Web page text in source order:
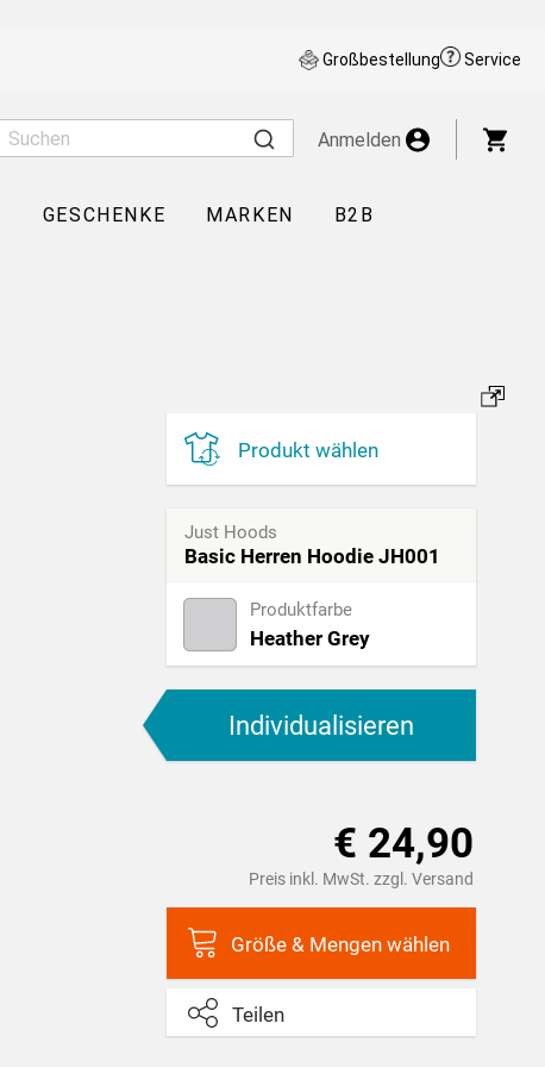
Großbestellung Service
Anmelden
GESCHENKE MARKEN
B2B
Produkt wählen
Just Hoods
Basic Herren Hoodie JH001
Produktfarbe
Heather Grey
Individualisieren
€ 24,90
Preis inkl. MwSt. zzgl. Versand
Größe & Mengen wählen
Teilen